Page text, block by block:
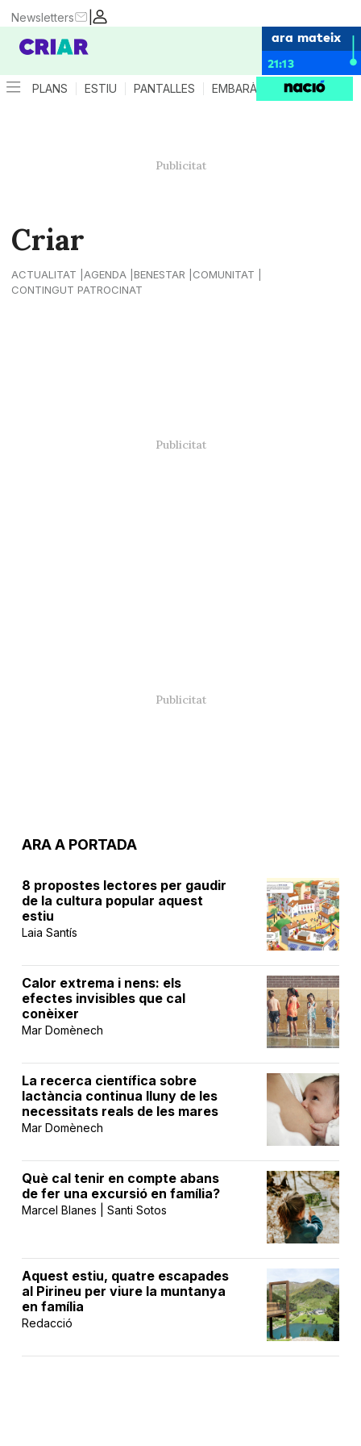
|
Newsletters
ara mateix
21:13
PLANS ESTIU PANTALLES EMBARÀS CRIANÇA
Criar
ACTUALITAT AGENDA BENESTAR
COMUNITAT
CONTINGUT PATROCINAT
ARA A PORTADA
8 propostes lectores per gaudir
de la cultura popular aquest
estiu
Laia Santís
Calor extrema i nens: els
efectes invisibles que cal
conèixer
Mar Domènech
La recerca científica sobre
lactància continua lluny de les
necessitats reals de les mares
Mar Domènech
Què cal tenir en compte abans
de fer una excursió en família?
Marcel Blanes | Santi Sotos
Aquest estiu, quatre escapades
al Pirineu per viure la muntanya
en família
Redacció